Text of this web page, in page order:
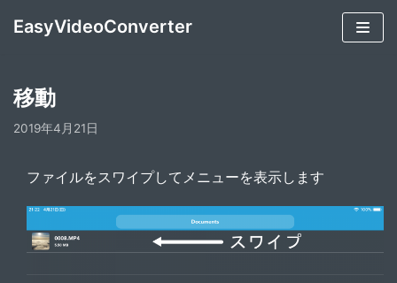
コ
ン
ツ
へ
キ
ッ
プ
EasyVideoConverter
移動
2019年4月21日
ファイルをスワイプしてメニューを表示します